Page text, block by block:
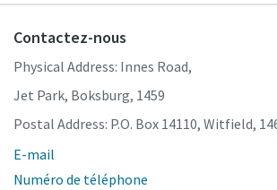
Contactez-nous
Physical Address: Innes Road,
Jet Park, Boksburg, 1459
Postal Address: P.O. Box 14110, Witfield,
E-mail
Numéro de téléphone